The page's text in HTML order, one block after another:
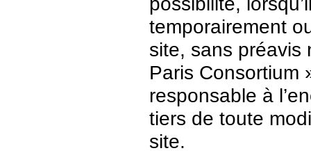
temporairement
site, sans préavis
Paris Consortium
responsable à
tiers de toute
site.